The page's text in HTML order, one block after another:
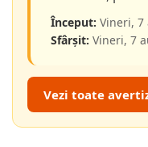
Început: Vineri, 7
Sfârșit: Vineri, 7
Vezi toate